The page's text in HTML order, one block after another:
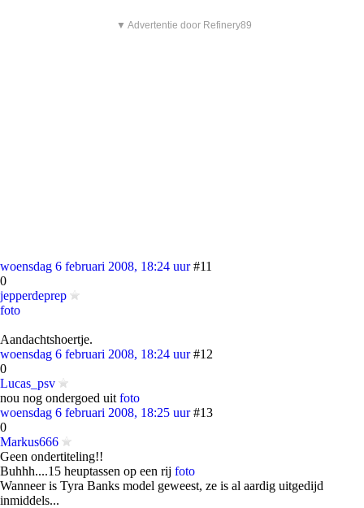
▼ Advertentie door Refinery89
woensdag 6 februari 2008, 18:24 uur #11
0
jepperdeprep
foto
Aandachtshoertje.
woensdag 6 februari 2008, 18:24 uur #12
0
Lucas_psv
nou nog ondergoed uit foto
woensdag 6 februari 2008, 18:25 uur #13
0
Markus666
Geen ondertiteling!!
Buhhh....15 heuptassen op een rij foto
Wanneer is Tyra Banks model geweest, ze is al aardig uitgedijd
inmiddels...